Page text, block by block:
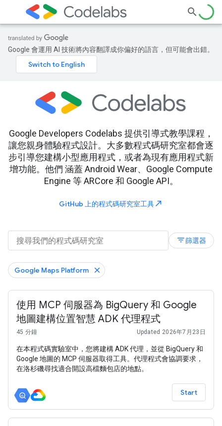
Google 會運用 AI 技術將內容翻譯成你偏好的語言，但可能會出錯。
Google Developers Codelabs 提供引導式教學課程，
讓您親身體驗程式設計。大多數程式碼研究室都會逐
步引導您建構小型應用程式，或者為現有應用程式新
增功能。他們 涵蓋 Android Wear、Google Compute
Engine 等 ARCore 和 Google API。
GitHub 上的程式碼研究室工具north_east
filter_list篩選器
Google Maps Platform
使用 MCP 伺服器為 BigQuery 和 Google
地圖建構位置智慧 ADK 代理程式
45 分鐘 Updated 2026年7月23日
在本程式碼實驗室中，您將建構 ADK 代理，並從 BigQuery 和
Google 地圖的 MCP 伺服器取得工具。代理程式會協調要求，
在洛杉磯尋找適合開設高檔麵包店的地點。
Start